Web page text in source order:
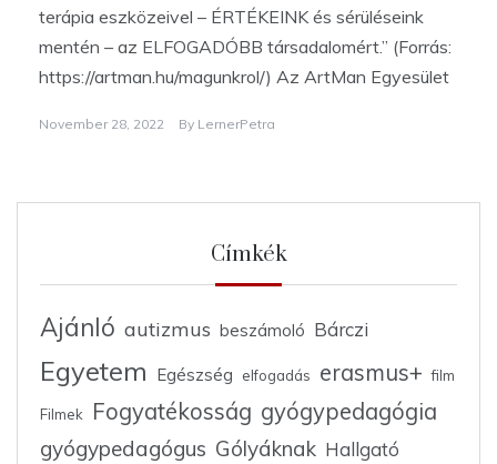
terápia eszközeivel – ÉRTÉKEINK és sérüléseink
mentén – az ELFOGADÓBB társadalomért.” (Forrás:
https://artman.hu/magunkrol/) Az ArtMan Egyesület
November 28, 2022 By LernerPetra
Címkék
Ajánló autizmus beszámoló Bárczi
Egyetem Egészség elfogadás erasmus+ film
Filmek Fogyatékosság gyógypedagógia
gyógypedagógus Gólyáknak Hallgató